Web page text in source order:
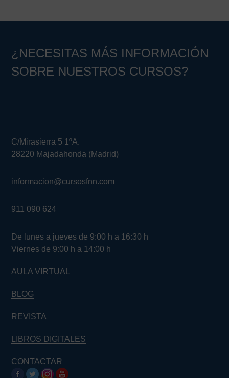
¿NECESITAS MÁS INFORMACIÓN
SOBRE NUESTROS CURSOS?
C/Mirasierra 5 1ºA.
28220 Majadahonda (Madrid)
informacion@cursosfnn.com
911 090 624
De lunes a jueves de 9:00 h a 16:30 h
Viernes de 9:00 h a 14:00 h
AULA VIRTUAL
BLOG
REVISTA
LIBROS DIGITALES
CONTACTAR